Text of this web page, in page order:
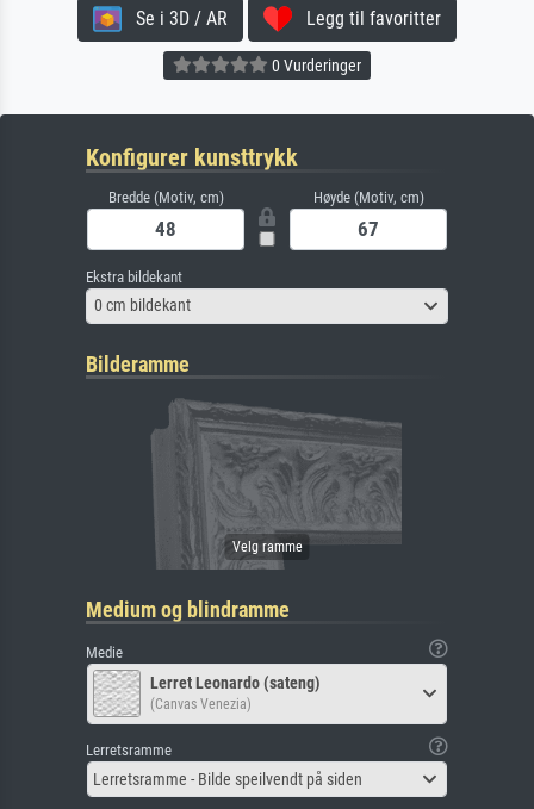
Se i 3D / AR Legg til favoritter
0 Vurderinger
Konfigurer kunsttrykk
Bredde (Motiv, cm) Høyde (Motiv, cm)
Ekstra bildekant
0 cm bildekant
Bilderamme
Medium og blindramme
Medie
Lerret Leonardo (sateng)
(Canvas Venezia)
Lerretsramme
Lerretsramme - Bilde speilvendt på siden